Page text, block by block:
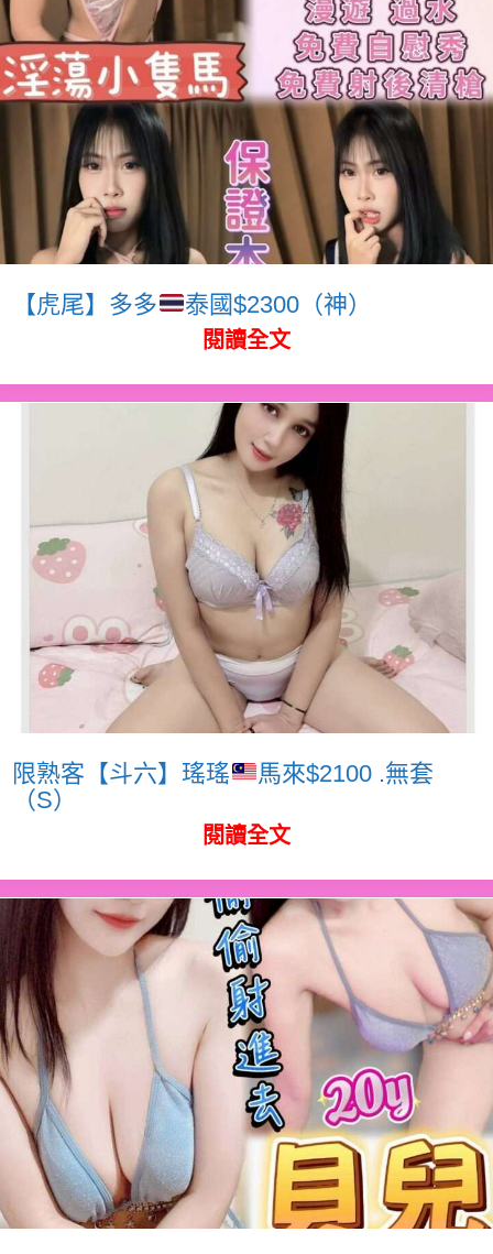
【虎尾】多多 泰國$2300（神）
閱讀全文
限熟客【斗六】瑤瑤
馬來$2100 .無套
（S）
閱讀全文